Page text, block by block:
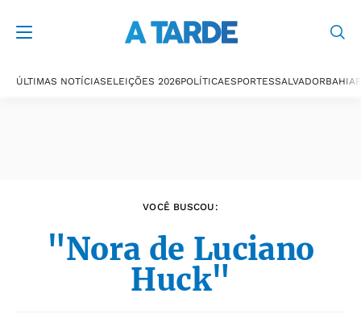
ÚLTIMAS NOTÍCIASELEIÇÕES 2026POLÍTICAESPORTESSALVADORBAHIA
VOCÊ BUSCOU:
"Nora de Luciano
Huck"